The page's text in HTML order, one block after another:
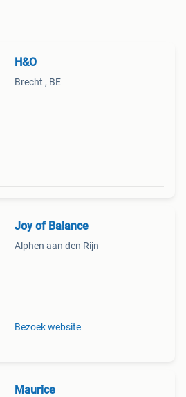
H&O
Brecht , BE
Joy of Balance
Alphen aan den Rijn
Bezoek website
Maurice